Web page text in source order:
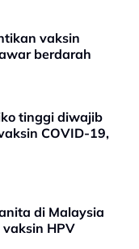
vaksin
berdarah
tinggi diwajib
COVID-19,
di Malaysia
HPV